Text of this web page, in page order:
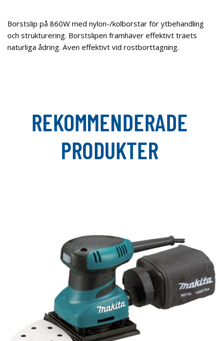
Borstslip på 860W med nylon-/kolborstar för ytbehandling
och strukturering. Borstslipen framhäver effektivt träets
naturliga ådring. Även effektivt vid rostborttagning.
REKOMMENDERADE
PRODUKTER